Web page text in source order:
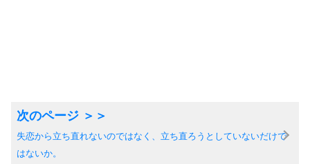
失恋から立ち直れないのではなく、立ち直ろうとしていないだけで
はないか。